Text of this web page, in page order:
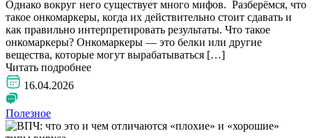
Однако вокруг него существует много мифов. Разберёмся, что
такое онкомаркеры, когда их действительно стоит сдавать и
как правильно интерпретировать результаты. Что такое
онкомаркеры? Онкомаркеры — это белки или другие
вещества, которые могут вырабатываться […]
Читать подробнее
16.04.2026
Полезное